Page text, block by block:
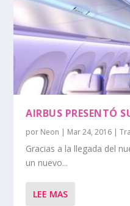
AIRBUS PRESENTÓ
por Neon | Mar 24, 2016 |
Gracias a la llegada del
un nuevo...
LEE MAS